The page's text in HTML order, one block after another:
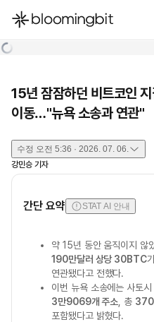
한국어
15년 잠잠하던 비트코인
이동…"뉴욕 소송과 연관"
수정 오전 5:36 · 2026. 07. 06.
강민승 기자
간단 요약 STAT AI 안내
약 15년 동안 움직이지 않
190만달러 상당 30BTC
연관됐다고 전했다.
이번 뉴욕 소송에는 사토
3만9069개 주소 , 총 370
포함됐다고 밝혔다.